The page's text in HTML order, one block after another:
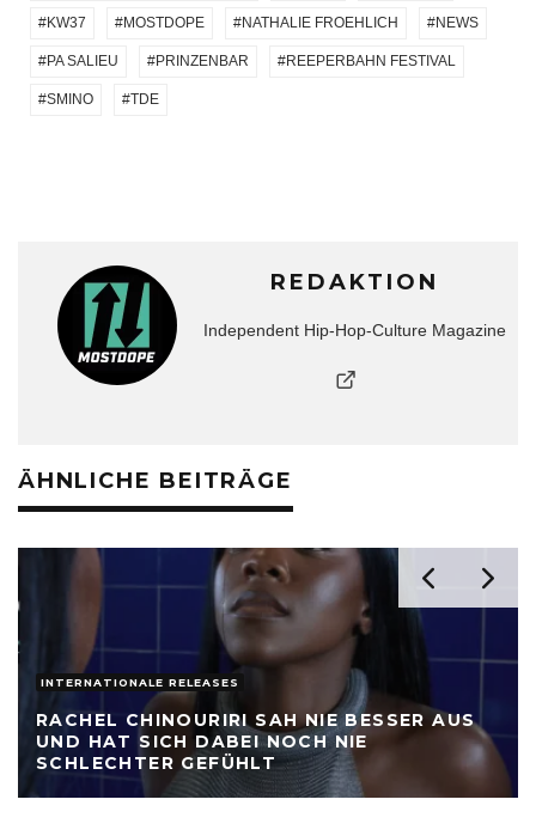
KW37 MOSTDOPE NATHALIE FROEHLICH NEWS
PA SALIEU PRINZENBAR REEPERBAHN FESTIVAL
SMINO TDE
REDAKTION
Independent Hip-Hop-Culture Magazine
ÄHNLICHE BEITRÄGE
INTERNATIONALE RELEASES
RACHEL CHINOURIRI SAH NIE BESSER AUS
UND HAT SICH DABEI NOCH NIE
SCHLECHTER GEFÜHLT